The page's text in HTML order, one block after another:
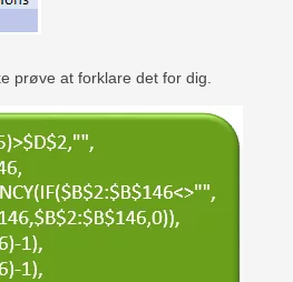
prøve at forklare det for dig.